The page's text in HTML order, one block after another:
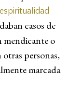
espiritualidad
casos de
mendicante o
personas,
marcada